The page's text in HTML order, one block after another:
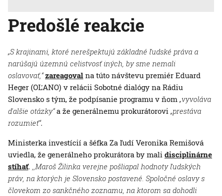
Predošlé reakcie
„S krajinami, ktoré nerešpektujú základné ľudské práva a
narúšajú územnú celistvosť iných, by sme nemali
oslavovať,“ zareagoval na túto návštevu premiér Eduard
Heger (OĽANO) v relácii Sobotné dialógy na Rádiu
Slovensko s tým, že podpísanie programu v ňom „vyvoláva
ďalšie otázky“a že generálnemu prokurátorovi „prestáva
rozumieť“.
Ministerka investícií a šéfka Za ľudí Veronika Remišová
uviedla, že generálneho prokurátora by mali disciplinárne
stíhať. ,,Maroš Žilinka verejne pošliapal hodnoty ľudských
práv, na ktorých je Slovensko postavené. Spoločné oslavy s
človekom zo sankčného zoznamu, na ktorom sa dohodli